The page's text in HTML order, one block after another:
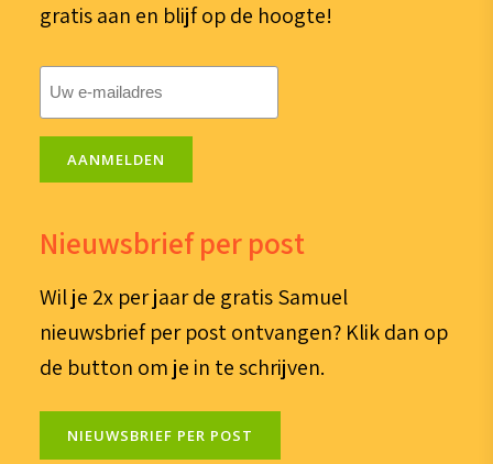
gratis aan en blijf op de hoogte!
AANMELDEN
Nieuwsbrief per post
Wil je 2x per jaar de gratis Samuel
nieuwsbrief per post ontvangen? Klik dan op
de button om je in te schrijven.
NIEUWSBRIEF PER POST